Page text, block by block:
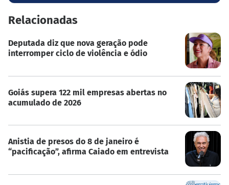
Relacionadas
Deputada diz que nova geração pode
interromper ciclo de violência e ódio
Goiás supera 122 mil empresas abertas no
acumulado de 2026
Anistia de presos do 8 de janeiro é
“pacificação”, afirma Caiado em entrevista